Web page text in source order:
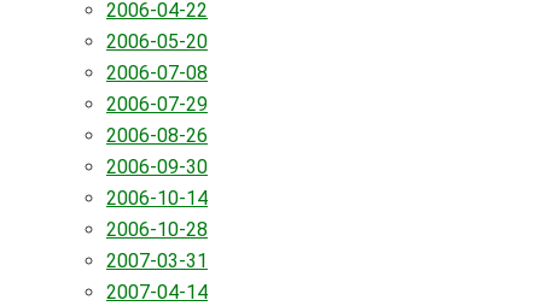
2006-04-22
2006-05-20
2006-07-08
2006-07-29
2006-08-26
2006-09-30
2006-10-14
2006-10-28
2007-03-31
2007-04-14